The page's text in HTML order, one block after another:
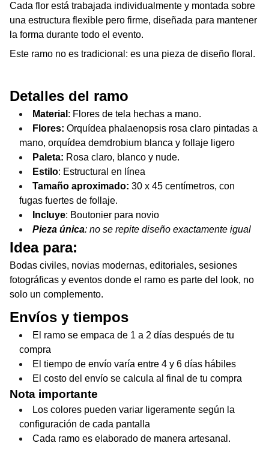
Cada flor está trabajada individualmente y montada sobre
una estructura flexible pero firme, diseñada para mantener
la forma durante todo el evento.
Este ramo no es tradicional: es una pieza de diseño floral.
Detalles del ramo
Material : Flores de tela hechas a mano.
Flores: Orquídea phalaenopsis rosa claro pintadas a
mano, orquídea demdrobium blanca y follaje ligero
Paleta: Rosa claro, blanco y nude.
Estilo: Estructural en línea
Tamaño aproximado: 30 x 45 centímetros, con
fugas fuertes de follaje.
Incluye: Boutonier para novio
Pieza única: no se repite diseño exactamente igual
Idea para:
Bodas civiles, novias modernas, editoriales, sesiones
fotográficas y eventos donde el ramo es parte del look, no
solo un complemento.
Envíos y tiempos
El ramo se empaca de 1 a 2 días después de tu
compra
El tiempo de envío varía entre 4 y 6 días hábiles
El costo del envío se calcula al final de tu compra
Nota importante
Los colores pueden variar ligeramente según la
configuración de cada pantalla
Cada ramo es elaborado de manera artesanal.